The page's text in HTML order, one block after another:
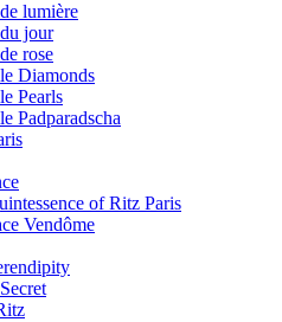
lumière
jour
rose
Diamonds
Pearls
Padparadscha
of Ritz Paris
Vendôme